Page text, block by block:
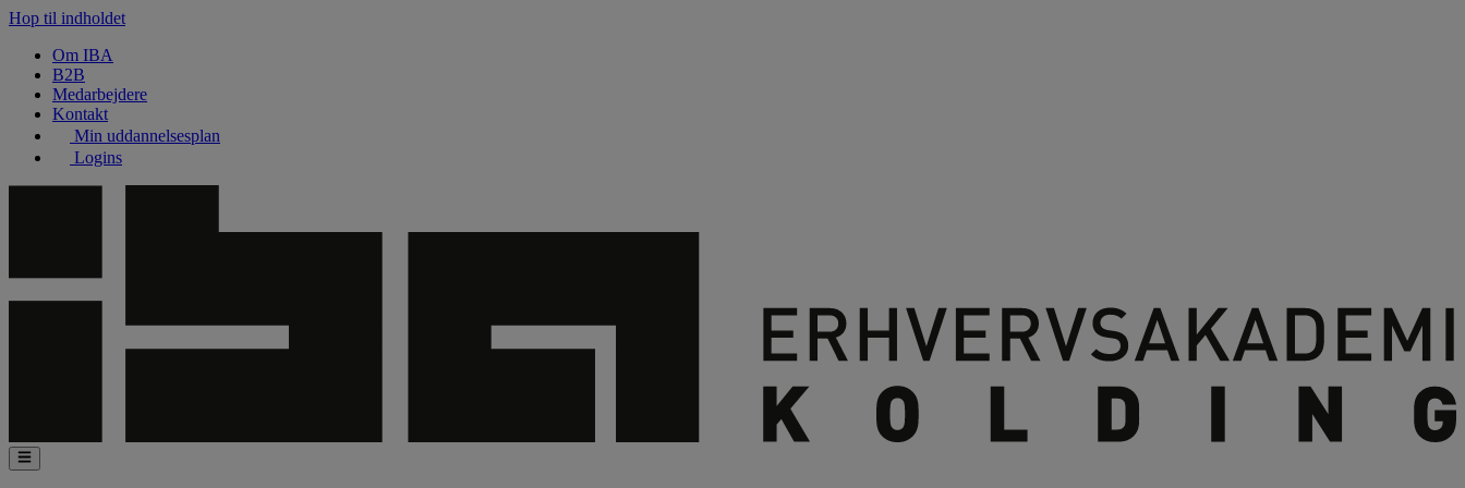
Hop til indholdet
Om IBA
B2B
Medarbejdere
Kontakt
Min uddannelsesplan
Logins